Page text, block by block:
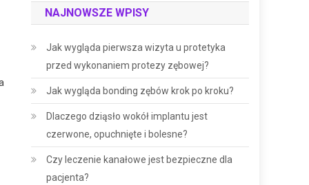
NAJNOWSZE WPISY
Jak wygląda pierwsza wizyta u protetyka
przed wykonaniem protezy zębowej?
Jak wygląda bonding zębów krok po kroku?
Dlaczego dziąsło wokół implantu jest
czerwone, opuchnięte i bolesne?
Czy leczenie kanałowe jest bezpieczne dla
pacjenta?